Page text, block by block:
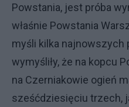
Powstania, jest próba
właśnie Powstania
myśli kilka najnowszych
wymyśliły, że na kopcu
na Czerniakowie ogień
sześćdziesięciu trzech,